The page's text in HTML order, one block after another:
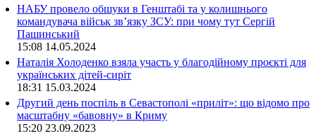
НАБУ провело обшуки в Генштабі та у колишнього
командувача військ зв’язку ЗСУ: при чому тут Сергій
Пашинський
15:08 14.05.2024
Наталія Холоденко взяла участь у благодійному проєкті для
українських дітей-сиріт
18:31 15.03.2024
Другий день поспіль в Севастополі «приліт»: що відомо про
масштабну «бавовну» в Криму
15:20 23.09.2023